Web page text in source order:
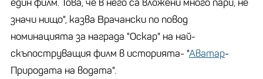
един филм. Това, че в него са вложени много пари, не
значи нищо", казва Врачански по повод
номинацията за награда "Оскар" на най-
скъпоструващия филм в историята- "Аватар-
Природата на водата".